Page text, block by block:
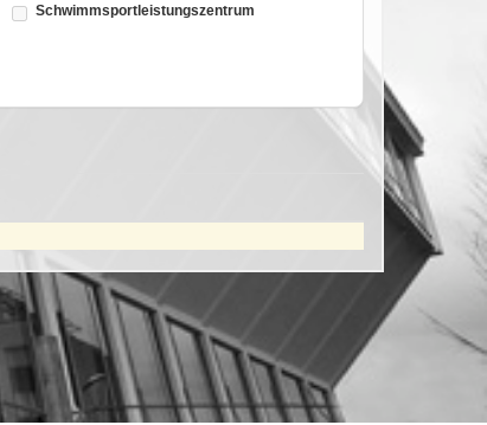
Schwimmsportleistungszentrum